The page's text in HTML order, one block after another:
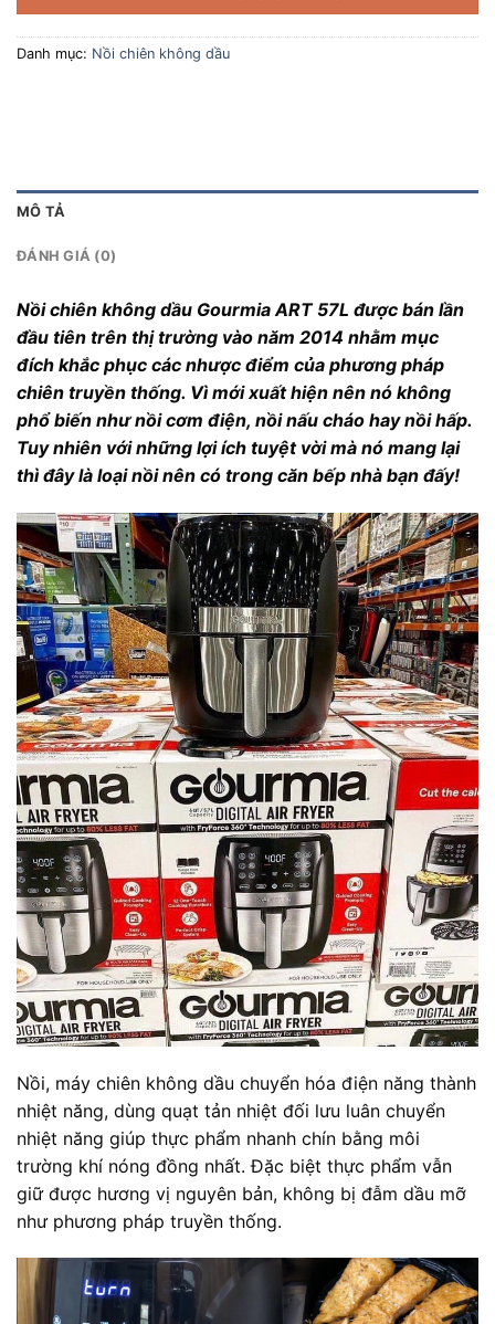
Danh mục: Nồi chiên không dầu
MÔ TẢ
ĐÁNH GIÁ (0)
Nồi chiên không dầu Gourmia ART 57L được bán lần
đầu tiên trên thị trường vào năm 2014 nhằm mục
đích khắc phục các nhược điểm của phương pháp
chiên truyền thống. Vì mới xuất hiện nên nó không
phổ biến như nồi cơm điện, nồi nấu cháo hay nồi hấp.
Tuy nhiên với những lợi ích tuyệt vời mà nó mang lại
thì đây là loại nồi nên có trong căn bếp nhà bạn đấy!
Nồi, máy chiên không dầu chuyển hóa điện năng thành
nhiệt năng, dùng quạt tản nhiệt đối lưu luân chuyển
nhiệt năng giúp thực phẩm nhanh chín bằng môi
trường khí nóng đồng nhất. Đặc biệt thực phẩm vẫn
giữ được hương vị nguyên bản, không bị đẫm dầu mỡ
như phương pháp truyền thống.